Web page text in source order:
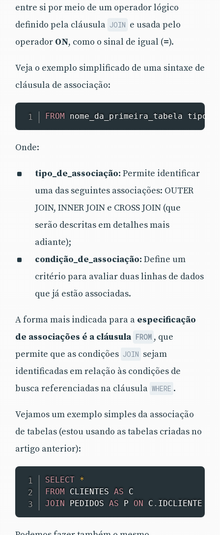
entre si por meio de um operador lógico
definido pela cláusula JOIN e usada pelo
operador ON, como o sinal de igual (=).
Veja o exemplo simplificado de uma sintaxe de
cláusula de associação:
FROM nome_da_primeira_tabela
Onde:
tipo_de_associação: Permite identificar
uma das seguintes associações: OUTER
JOIN, INNER JOIN e CROSS JOIN (que
serão descritas em detalhes mais
adiante);
condição_de_associação: Define um
critério para avaliar duas linhas de dados
que já estão associadas.
A forma mais indicada para a especificação
de associações é a cláusula FROM , que
permite que as condições JOIN sejam
identificadas em relação às condições de
busca referenciadas na cláusula WHERE .
Vejamos um exemplo simples da associação
de tabelas (estou usando as tabelas criadas no
artigo anterior):
SELECT *
FROM CLIENTES AS
JOIN PEDIDOS AS P ON C . IDCLIENTE